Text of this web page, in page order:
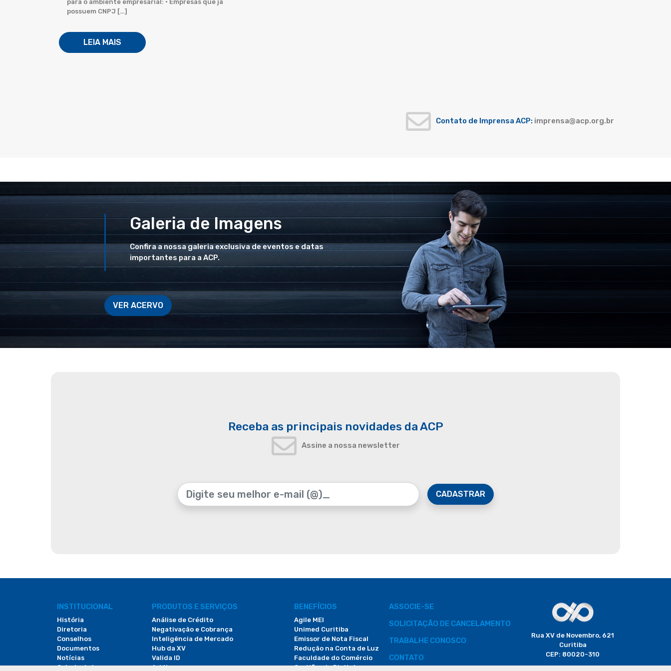
para o ambiente empresarial: • Empresas que já
possuem CNPJ […]
LEIA MAIS
Contato de Imprensa ACP: imprensa@acp.org.br
Galeria de Imagens
Confira a nossa galeria exclusiva de eventos e datas
importantes para a ACP.
VER ACERVO
Receba as principais novidades da ACP
Assine a nossa newsletter
CADASTRAR
INSTITUCIONAL
História
Diretoria
Conselhos
Documentos
Notícias
Galeria de Imagens
PRODUTOS E SERVIÇOS
Análise de Crédito
Negativação e Cobrança
Inteligência de Mercado
Hub da XV
Valida ID
Arbitac
BENEFÍCIOS
Agile MEI
Unimed Curitiba
Emissor de Nota Fiscal
Redução na Conta de Luz
Faculdade do Comércio
Certificado Digital
ASSOCIE-SE
SOLICITAÇÃO DE CANCELAMENTO
TRABALHE CONOSCO
CONTATO
Rua XV de Novembro, 621
Curitiba
CEP: 80020-310